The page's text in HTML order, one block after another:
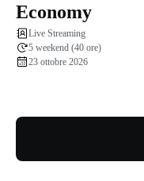
Economy
Live Streaming
5 weekend (40 ore)
23 ottobre 2026